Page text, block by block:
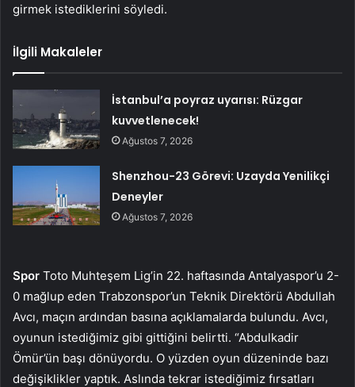
girmek istediklerini söyledi.
İlgili Makaleler
İstanbul’a poyraz uyarısı: Rüzgar
kuvvetlenecek!
Ağustos 7, 2026
Shenzhou-23 Görevi: Uzayda Yenilikçi
Deneyler
Ağustos 7, 2026
Spor Toto Muhteşem Lig’in 22. haftasında Antalyaspor’u 2-
0 mağlup eden Trabzonspor’un Teknik Direktörü Abdullah
Avcı, maçın ardından basına açıklamalarda bulundu. Avcı,
oyunun istediğimiz gibi gittiğini belirtti. “Abdulkadir
Ömür’ün başı dönüyordu. O yüzden oyun düzeninde bazı
değişiklikler yaptık. Aslında tekrar istediğimiz fırsatları